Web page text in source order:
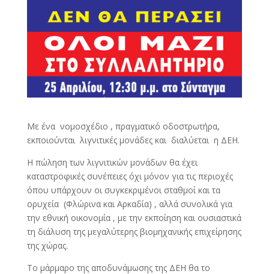
Με ένα νομοσχέδιο , πραγματικό οδοστρωτήρα,
εκποιούνται λιγνιτικές μονάδες και διαλύεται η ΔΕΗ.
Η πώληση των λιγνιτικών μονάδων θα έχει
καταστροφικές συνέπειες όχι μόνον για τις περιοχές
όπου υπάρχουν οι συγκεκριμένοι σταθμοί και τα
ορυχεία (Φλώρινα και Αρκαδία) , αλλά συνολικά για
την εθνική οικονομία , με την εκποίηση και ουσιαστικά
τη διάλυση της μεγαλύτερης βιομηχανικής επιχείρησης
της χώρας.
Το μάρμαρο της αποδυνάμωσης της ΔΕΗ θα το